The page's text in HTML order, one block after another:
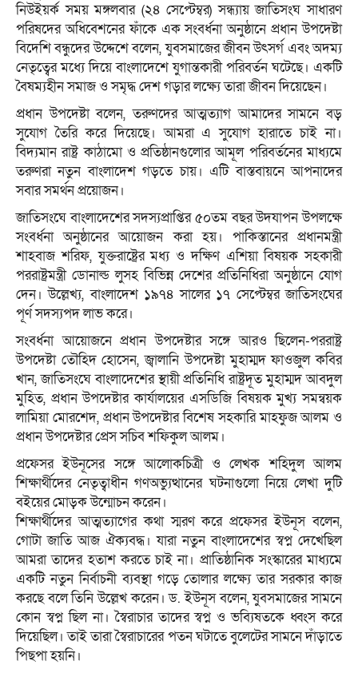
নিউইয়র্ক সময় মঙ্গলবার (২৪ সেপ্টেম্বর) সন্ধ্যায় জাতিসংঘ সাধারণ
পরিষদের অধিবেশনের ফাঁকে এক সংবর্ধনা অনুষ্ঠানে প্রধান উপদেষ্টা
বিদেশি বন্ধুদের উদ্দেশে বলেন, যুবসমাজের জীবন উৎসর্গ এবং অদম্য
নেতৃত্বের মধ্যে দিয়ে বাংলাদেশে যুগান্তকারী পরিবর্তন ঘটেছে। একটি
বৈষম্যহীন সমাজ ও সমৃদ্ধ দেশ গড়ার লক্ষ্যে তারা জীবন দিয়েছেন।
প্রধান উপদেষ্টা বলেন, তরুণদের আত্মত্যাগ আমাদের সামনে বড়
সুযোগ তৈরি করে দিয়েছে। আমরা এ সুযোগ হারাতে চাই না।
বিদ্যমান রাষ্ট্র কাঠামো ও প্রতিষ্ঠানগুলোর আমূল পরিবর্তনের মাধ্যমে
তরুণরা নতুন বাংলাদেশ গড়তে চায়। এটি বাস্তবায়নে আপনাদের
সবার সমর্থন প্রয়োজন।
জাতিসংঘে বাংলাদেশের সদস্যপ্রাপ্তির ৫০তম বছর উদযাপন উপলক্ষে
সংবর্ধনা অনুষ্ঠানের আয়োজন করা হয়। পাকিস্তানের প্রধানমন্ত্রী
শাহবাজ শরিফ, যুক্তরাষ্ট্রের মধ্য ও দক্ষিণ এশিয়া বিষয়ক সহকারী
পররাষ্ট্রমন্ত্রী ডোনাল্ড লুসহ বিভিন্ন দেশের প্রতিনিধিরা অনুষ্ঠানে যোগ
দেন। উল্লেখ্য, বাংলাদেশ ১৯৭৪ সালের ১৭ সেপ্টেম্বর জাতিসংঘের
পূর্ণ সদস্যপদ লাভ করে।
সংবর্ধনা আয়োজনে প্রধান উপদেষ্টার সঙ্গে আরও ছিলেন-পররাষ্ট্র
উপদেষ্টা তৌহিদ হোসেন, জ্বালানি উপদেষ্টা মুহাম্মদ ফাওজুল কবির
খান, জাতিসংঘে বাংলাদেশের স্থায়ী প্রতিনিধি রাষ্ট্রদূত মুহাম্মদ আবদুল
মুহিত, প্রধান উপদেষ্টার কার্যালয়ের এসডিজি বিষয়ক মুখ্য সমন্বয়ক
লামিয়া মোরশেদ, প্রধান উপদেষ্টার বিশেষ সহকারি মাহফুজ আলম ও
প্রধান উপদেষ্টার প্রেস সচিব শফিকুল আলম।
প্রফেসর ইউনূসের সঙ্গে আলোকচিত্রী ও লেখক শহিদুল আলম
শিক্ষার্থীদের নেতৃত্বাধীন গণঅভ্যুত্থানের ঘটনাগুলো নিয়ে লেখা দুটি
বইয়ের মোড়ক উন্মোচন করেন।
শিক্ষার্থীদের আত্মত্যাগের কথা স্মরণ করে প্রফেসর ইউনূস বলেন,
গোটা জাতি আজ ঐক্যবদ্ধ। যারা নতুন বাংলাদেশের স্বপ্ন দেখেছিল
আমরা তাদের হতাশ করতে চাই না। প্রাতিষ্ঠানিক সংস্কারের মাধ্যমে
একটি নতুন নির্বাচনী ব্যবস্থা গড়ে তোলার লক্ষ্যে তার সরকার কাজ
করছে বলে তিনি উল্লেখ করেন। ড. ইউনূস বলেন, যুবসমাজের সামনে
কোন স্বপ্ন ছিল না। স্বৈরাচার তাদের স্বপ্ন ও ভব্যিষতকে ধ্বংস করে
দিয়েছিল। তাই তারা স্বৈরাচারের পতন ঘটাতে বুলেটের সামনে দাঁড়াতে
পিছপা হয়নি।